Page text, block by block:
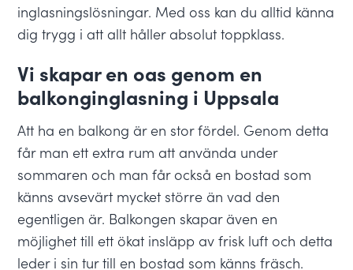
inglasningslösningar. Med oss kan du alltid känna
dig trygg i att allt håller absolut toppklass.
Vi skapar en oas genom en
balkonginglasning i Uppsala
Att ha en balkong är en stor fördel. Genom detta
får man ett extra rum att använda under
sommaren och man får också en bostad som
känns avsevärt mycket större än vad den
egentligen är. Balkongen skapar även en
möjlighet till ett ökat insläpp av frisk luft och detta
leder i sin tur till en bostad som känns fräsch.